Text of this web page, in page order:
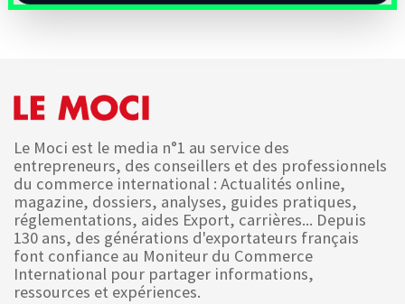
Le Moci est le media n°1 au service des
entrepreneurs, des conseillers et des professionnels
du commerce international : Actualités online,
magazine, dossiers, analyses, guides pratiques,
réglementations, aides Export, carrières... Depuis
130 ans, des générations d'exportateurs français
font confiance au Moniteur du Commerce
International pour partager informations,
ressources et expériences.